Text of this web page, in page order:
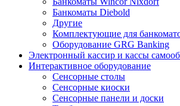
Банкоматы Diebold
Другие
Комплектующие для
Оборудование GRG Banking
Электронный кассир и кассы
Интерактивное оборудование
Сенсорные столы
Сенсорные киоски
Сенсорные панели и доски